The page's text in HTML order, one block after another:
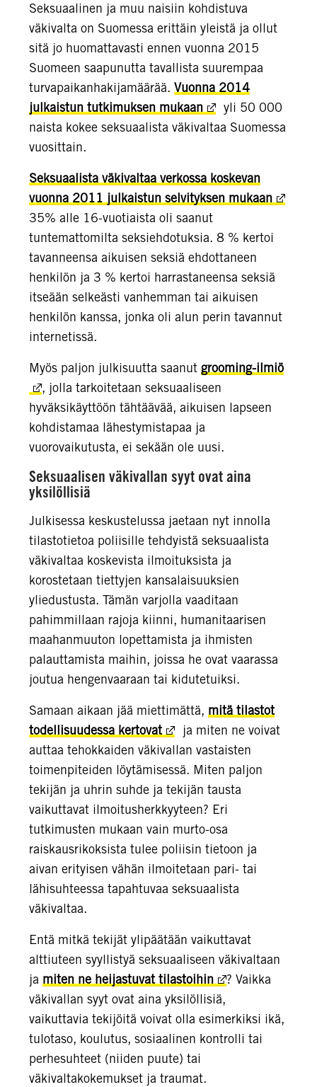
Seksuaalinen ja muu naisiin kohdistuva
väkivalta on Suomessa erittäin yleistä ja ollut
sitä jo huomattavasti ennen vuonna 2015
Suomeen saapunutta tavallista suurempaa
turvapaikanhakijamäärää. Vuonna 2014
julkaistun tutkimuksen mukaan
yli 50 000
naista kokee seksuaalista väkivaltaa Suomessa
vuosittain.
Seksuaalista väkivaltaa verkossa koskevan
vuonna 2011 julkaistun selvityksen mukaan
35% alle 16-vuotiaista oli saanut
tuntemattomilta seksiehdotuksia. 8 % kertoi
tavanneensa aikuisen seksiä ehdottaneen
henkilön ja 3 % kertoi harrastaneensa seksiä
itseään selkeästi vanhemman tai aikuisen
henkilön kanssa, jonka oli alun perin tavannut
internetissä.
Myös paljon julkisuutta saanut grooming-ilmiö
, jolla tarkoitetaan seksuaaliseen
hyväksikäyttöön tähtäävää, aikuisen lapseen
kohdistamaa lähestymistapaa ja
vuorovaikutusta, ei sekään ole uusi.
Seksuaalisen väkivallan syyt ovat aina
yksilöllisiä
Julkisessa keskustelussa jaetaan nyt innolla
tilastotietoa poliisille tehdyistä seksuaalista
väkivaltaa koskevista ilmoituksista ja
korostetaan tiettyjen kansalaisuuksien
yliedustusta. Tämän varjolla vaaditaan
pahimmillaan rajoja kiinni, humanitaarisen
maahanmuuton lopettamista ja ihmisten
palauttamista maihin, joissa he ovat vaarassa
joutua hengenvaaraan tai kidutetuiksi.
Samaan aikaan jää miettimättä, mitä tilastot
todellisuudessa kertovat
ja miten ne voivat
auttaa tehokkaiden väkivallan vastaisten
toimenpiteiden löytämisessä. Miten paljon
tekijän ja uhrin suhde ja tekijän tausta
vaikuttavat ilmoitusherkkyyteen? Eri
tutkimusten mukaan vain murto-osa
raiskausrikoksista tulee poliisin tietoon ja
aivan erityisen vähän ilmoitetaan pari- tai
lähisuhteessa tapahtuvaa seksuaalista
väkivaltaa.
Entä mitkä tekijät ylipäätään vaikuttavat
alttiuteen syyllistyä seksuaaliseen väkivaltaan
ja miten ne heijastuvat tilastoihin
? Vaikka
väkivallan syyt ovat aina yksilöllisiä,
vaikuttavia tekijöitä voivat olla esimerkiksi ikä,
tulotaso, koulutus, sosiaalinen kontrolli tai
perhesuhteet (niiden puute) tai
väkivaltakokemukset ja traumat.